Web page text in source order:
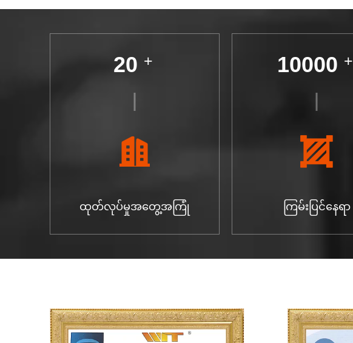
20 +
ထုတ်လုပ်မှုအတွေ့အကြုံ
10000 +
ကြမ်းပြင်နေရာ